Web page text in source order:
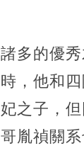
諸多的優
時，他和
妃之子，
哥胤禎關